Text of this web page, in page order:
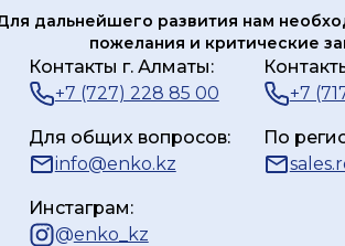
дальнейшего развития нам
пожелания и критические
Контакты г. Алматы:
+7 (727) 228 85 00
+7
Для общих вопросов:
info@enko.kz
По
Инстаграм:
@enko_kz